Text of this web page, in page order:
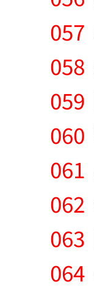
057
058
059
060
061
062
063
064